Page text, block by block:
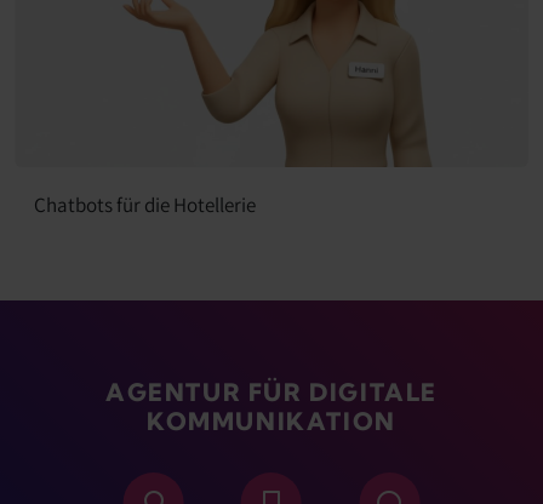
Chatbots für die Hotellerie
AGENTUR FÜR DIGITALE
KOMMUNIKATION